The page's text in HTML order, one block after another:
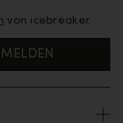
von icebreaker.